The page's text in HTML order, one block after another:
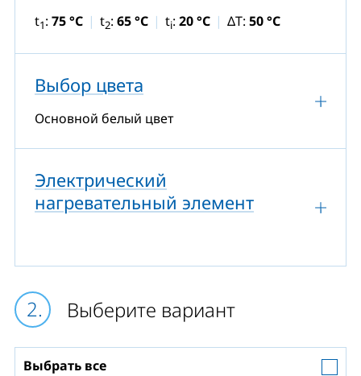
t1: 75 °C t2: 65 °C ti: 20 °C ΔT: 50 °C
Выбор цвета
Основной белый цвет
Электрический
нагревательный элемент
Выберите вариант
Выбрать все